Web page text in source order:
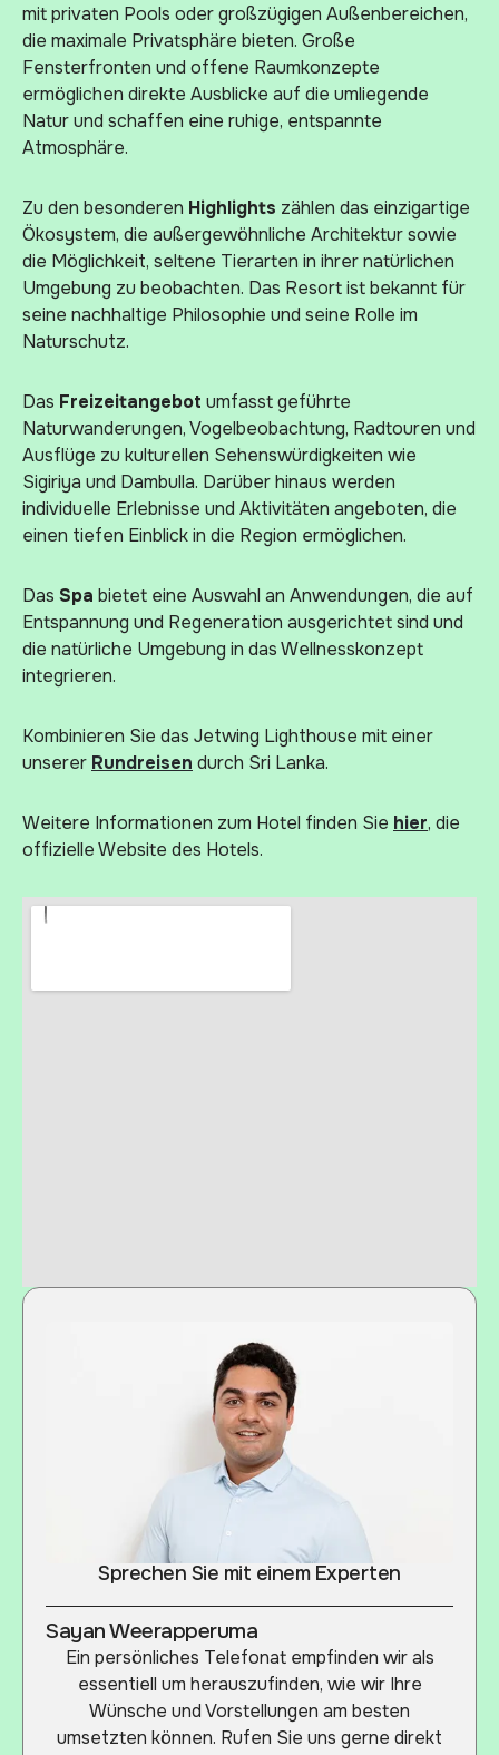
mit privaten Pools oder großzügigen Außenbereichen,
die maximale Privatsphäre bieten. Große
Fensterfronten und offene Raumkonzepte
ermöglichen direkte Ausblicke auf die umliegende
Natur und schaffen eine ruhige, entspannte
Atmosphäre.
Zu den besonderen Highlights zählen das einzigartige
Ökosystem, die außergewöhnliche Architektur sowie
die Möglichkeit, seltene Tierarten in ihrer natürlichen
Umgebung zu beobachten. Das Resort ist bekannt für
seine nachhaltige Philosophie und seine Rolle im
Naturschutz.
Das Freizeitangebot umfasst geführte
Naturwanderungen, Vogelbeobachtung, Radtouren und
Ausflüge zu kulturellen Sehenswürdigkeiten wie
Sigiriya und Dambulla. Darüber hinaus werden
individuelle Erlebnisse und Aktivitäten angeboten, die
einen tiefen Einblick in die Region ermöglichen.
Das Spa bietet eine Auswahl an Anwendungen, die auf
Entspannung und Regeneration ausgerichtet sind und
die natürliche Umgebung in das Wellnesskonzept
integrieren.
Kombinieren Sie das Jetwing Lighthouse mit einer
unserer Rundreisen durch Sri Lanka.
Weitere Informationen zum Hotel finden Sie hier, die
offizielle Website des Hotels.
Sprechen Sie mit einem Experten
Sayan Weerapperuma
Ein persönliches Telefonat empfinden wir als
essentiell um herauszufinden, wie wir Ihre
Wünsche und Vorstellungen am besten
umsetzten können. Rufen Sie uns gerne direkt